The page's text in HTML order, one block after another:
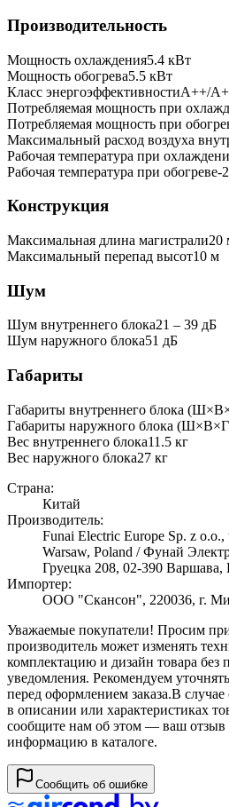
Производительность
Мощность охлаждения5.4 кВт
Мощность обогрева5.5 кВт
Класс энергоэффективностиA++/A+
Потребляемая мощность при
Потребляемая мощность при
Максимальный расход воздуха
Рабочая температура при
Рабочая температура при обогреве-
Конструкция
Максимальная длина магистрали20
Максимальный перепад высот10 м
Шум
Шум внутреннего блока21 ‒ 39 дБ
Шум наружного блока51 дБ
Габариты
Габариты внутреннего блока
Габариты наружного блока
Вес внутреннего блока11.5 кг
Вес наружного блока27 кг
Страна:
Китай
Производитель:
Funai Electric Europe Sp. z
Warsaw, Poland / Фунай
Груецка 208, 02-390
Импортер:
ООО "Скансон", 220036, г.
Уважаемые покупатели! Просим
производитель может изменять
комплектацию и дизайн товара без
уведомления. Рекомендуем
перед оформлением заказа.В случае
в описании или характеристиках
сообщите нам об этом — ваш
информацию в каталоге.
Сообщить об ошибке